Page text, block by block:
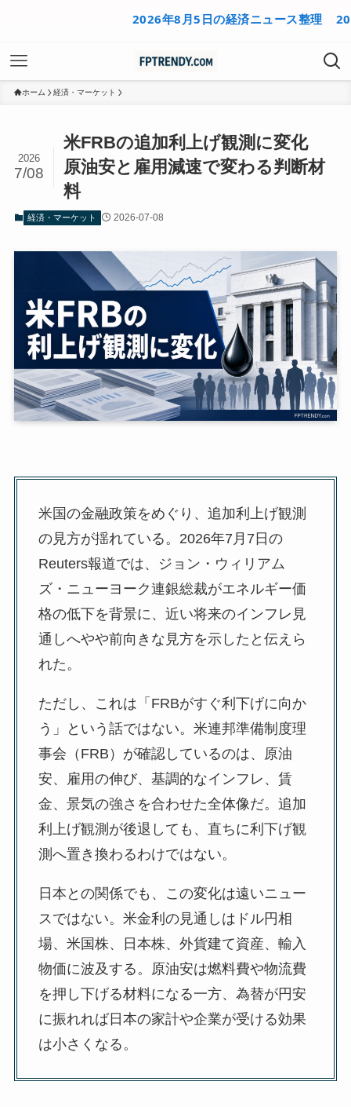
2026年8月5日の経済ニュース整理 2026年8
ホーム 経済・マーケット
米FRBの追加利上げ観測に変化
原油安と雇用減速で変わる判断材
料
2026
7/08
経済・マーケット 2026-07-08
米国の金融政策をめぐり、追加利上げ観測
の見方が揺れている。2026年7月7日の
Reuters報道では、ジョン・ウィリアム
ズ・ニューヨーク連銀総裁がエネルギー価
格の低下を背景に、近い将来のインフレ見
通しへやや前向きな見方を示したと伝えら
れた。
ただし、これは「FRBがすぐ利下げに向か
う」という話ではない。米連邦準備制度理
事会（FRB）が確認しているのは、原油
安、雇用の伸び、基調的なインフレ、賃
金、景気の強さを合わせた全体像だ。追加
利上げ観測が後退しても、直ちに利下げ観
測へ置き換わるわけではない。
日本との関係でも、この変化は遠いニュー
スではない。米金利の見通しはドル円相
場、米国株、日本株、外貨建て資産、輸入
物価に波及する。原油安は燃料費や物流費
を押し下げる材料になる一方、為替が円安
に振れれば日本の家計や企業が受ける効果
は小さくなる。